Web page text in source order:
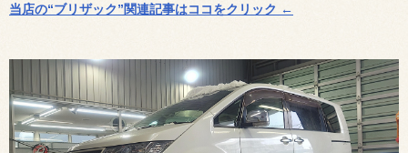
当店の“ブリザック”関連記事はココをクリック ←